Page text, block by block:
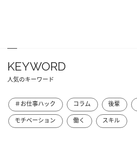
KEYWORD
人気のキーワード
＃お仕事ハック コラム 後輩
モチベーション
働く スキル